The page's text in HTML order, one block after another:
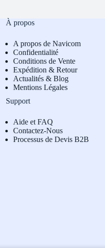
À propos
A propos de Navicom
Confidentialité
Conditions de Vente
Expédition & Retour
Actualités & Blog
Mentions Légales
Support
Aide et FAQ
Contactez-Nous
Processus de Devis B2B